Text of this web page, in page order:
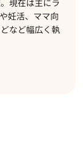
妊活、ママ向
など幅広く執